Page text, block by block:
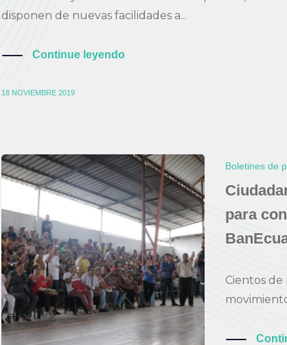
disponen de nuevas facilidades a...
Continue leyendo
18 NOVIEMBRE 2019
Boletines de
para
Cientos